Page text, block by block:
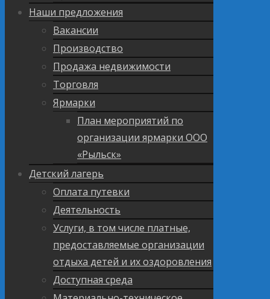
Наши предложения
Вакансии
Производство
Продажа недвижимости
Торговля
Ярмарки
План мероприятий по
организации ярмарки ООО
«Рыльск»
Детский лагерь
Оплата путевки
Деятельность
Услуги, в том числе платные,
предоставляемые организации
отдыха детей и их оздоровления
Доступная среда